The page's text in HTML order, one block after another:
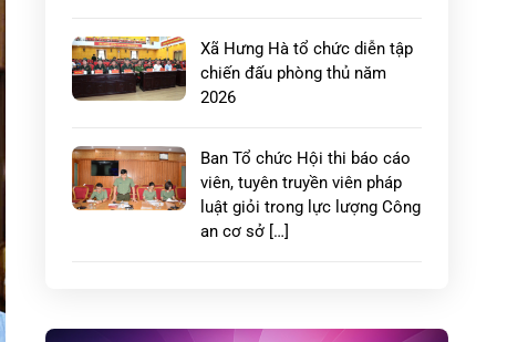
Xã Hưng Hà tổ chức diễn tập
chiến đấu phòng thủ năm
2026
Ban Tổ chức Hội thi báo cáo
viên, tuyên truyền viên pháp
luật giỏi trong lực lượng Công
an cơ sở […]